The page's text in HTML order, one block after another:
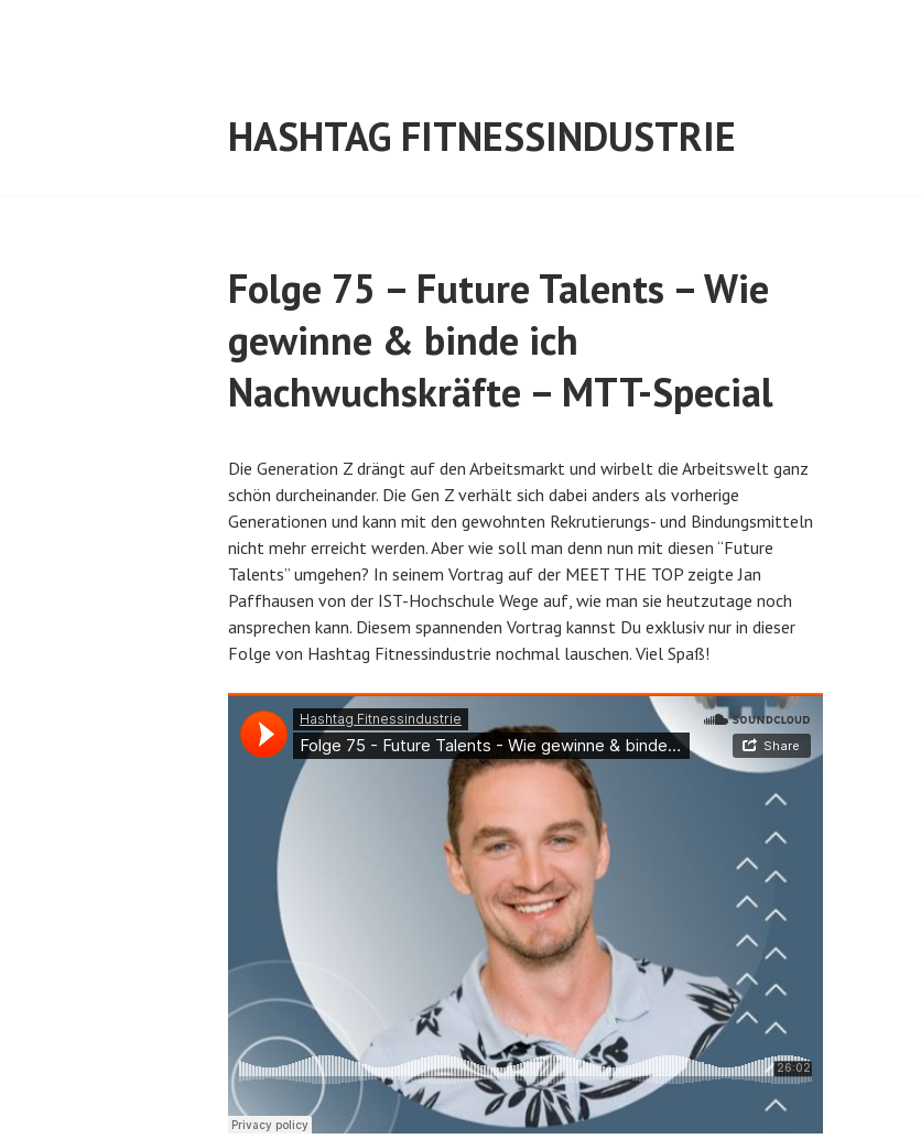
HASHTAG FITNESSINDUSTRIE
Folge 75 – Future Talents – Wie
gewinne & binde ich
Nachwuchskräfte – MTT-Special
e
r
ö
f
f
e
n
t
m
e
1
2
o
n
A
B
e
c
h
l
Die Generation Z drängt auf den Arbeitsmarkt und wirbelt die Arbeitswelt ganz
schön durcheinander. Die Gen Z verhält sich dabei anders als vorherige
Generationen und kann mit den gewohnten Rekrutierungs- und Bindungsmitteln
nicht mehr erreicht werden. Aber wie soll man denn nun mit diesen “Future
Talents” umgehen? In seinem Vortrag auf der MEET THE TOP zeigte Jan
Paffhausen von der IST-Hochschule Wege auf, wie man sie heutzutage noch
ansprechen kann. Diesem spannenden Vortrag kannst Du exklusiv nur in dieser
Folge von Hashtag Fitnessindustrie nochmal lauschen. Viel Spaß!